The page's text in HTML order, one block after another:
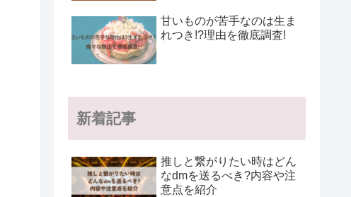
甘いものが苦手なのは生ま
れつき!?理由を徹底調査!
新着記事
推しと繋がりたい時はどん
なdmを送るべき?内容や注
意点を紹介